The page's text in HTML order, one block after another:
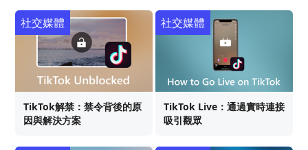
TikTok解禁：禁令背後的原
因與解決方案
社交媒體
TikTok Live：通過實時連接
吸引觀眾
社交媒體